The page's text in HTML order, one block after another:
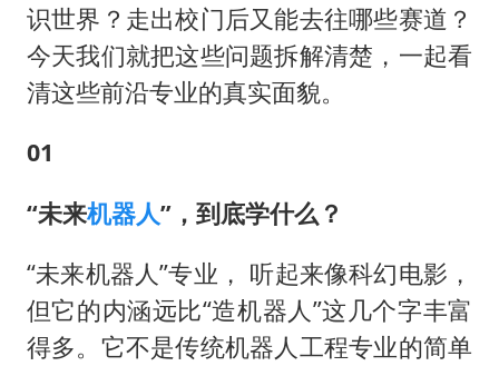
识世界？走出校门后又能去往哪些赛道？
今天我们就把这些问题拆解清楚，一起看
清这些前沿专业的真实面貌。
01
“未来机器人”，到底学什么？
“未来机器人”专业， 听起来像科幻电影，
但它的内涵远比“造机器人”这几个字丰富
得多。它不是传统机器人工程专业的简单